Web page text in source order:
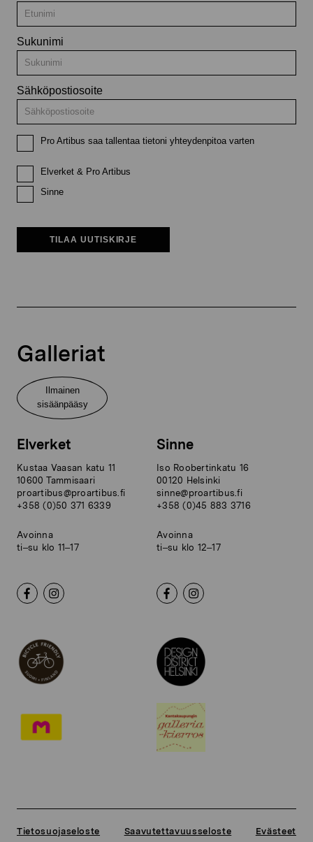
Sukunimi
Sähköpostiosoite
Pro Artibus saa tallentaa tietoni yhteydenpitoa varten
Elverket & Pro Artibus
Sinne
TILAA UUTISKIRJE
Galleriat
Ilmainen
sisäänpääsy
Elverket
Kustaa Vaasan katu 11
10600 Tammisaari
proartibus@proartibus.fi
+358 (0)50 371 6339
Avoinna
ti–su klo 11–17
Sinne
Iso Roobertinkatu 16
00120 Helsinki
sinne@proartibus.fi
+358 (0)45 883 3716
Avoinna
ti–su klo 12–17
Tietosuojaseloste Saavutettavuusseloste Evästeet